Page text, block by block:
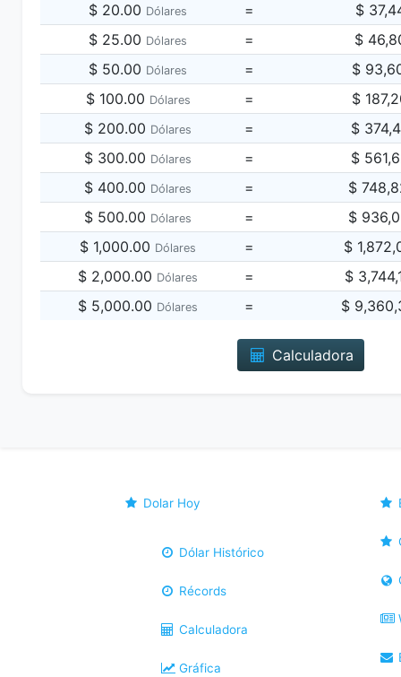
$ 20.00 Dólares = $
$ 25.00 Dólares = $
$ 50.00 Dólares = $
$ 100.00 Dólares = $
$ 200.00 Dólares = $
$ 300.00 Dólares = $
$ 400.00 Dólares = $
$ 500.00 Dólares = $
$ 1,000.00 Dólares = $
$ 2,000.00 Dólares = $
$ 5,000.00 Dólares = $
Calculadora
Dolar Hoy
Dólar Histórico
Récords
Calculadora
Gráfica